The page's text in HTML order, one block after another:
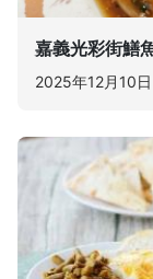
嘉義光彩街鱔
2025年12月10日